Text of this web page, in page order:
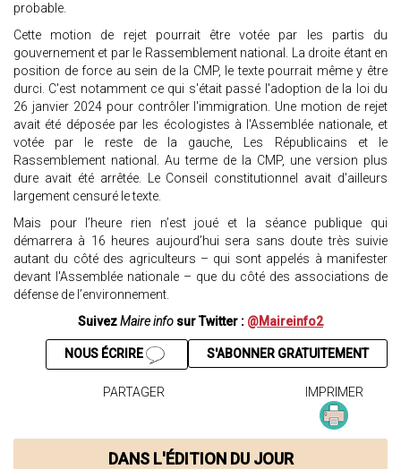
probable.
Cette motion de rejet pourrait être votée par les partis du
gouvernement et par le Rassemblement national. La droite étant en
position de force au sein de la CMP, le texte pourrait même y être
durci. C'est notamment ce qui s'était passé l'adoption de la loi du
26 janvier 2024 pour contrôler l'immigration. Une motion de rejet
avait été déposée par les écologistes à l'Assemblée nationale, et
votée par le reste de la gauche, Les Républicains et le
Rassemblement national. Au terme de la CMP, une version plus
dure avait été arrêtée. Le Conseil constitutionnel avait d'ailleurs
largement censuré le texte.
Mais pour l’heure rien n’est joué et la séance publique qui
démarrera à 16 heures aujourd’hui sera sans doute très suivie
autant du côté des agriculteurs – qui sont appelés à manifester
devant l'Assemblée nationale – que du côté des associations de
défense de l’environnement.
SuivezMaire info sur Twitter : @Maireinfo2
S'ABONNER GRATUITEMENT
NOUS ÉCRIRE
PARTAGER IMPRIMER
DANS L'ÉDITION DU JOUR